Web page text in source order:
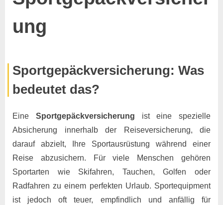
ung
Posted
on
8.
November
2024
By
Marco
Keine
Kommentarezu
Sportgepäckversicherung
Sportgepäckversicherung: Was
bedeutet das?
Eine Sportgepäckversicherung ist eine spezielle
Absicherung innerhalb der Reiseversicherung, die
darauf abzielt, Ihre Sportausrüstung während einer
Reise abzusichern. Für viele Menschen gehören
Sportarten wie Skifahren, Tauchen, Golfen oder
Radfahren zu einem perfekten Urlaub. Sportequipment
ist jedoch oft teuer, empfindlich und anfällig für